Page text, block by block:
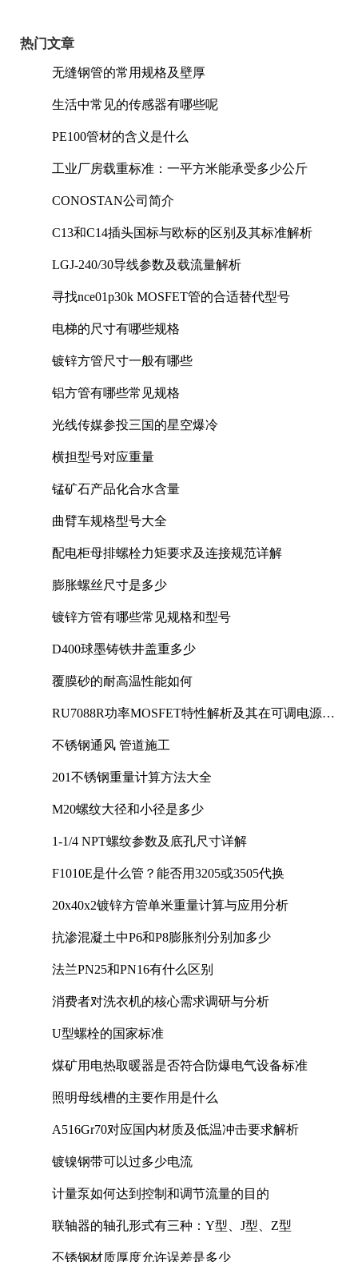
热门文章
无缝钢管的常用规格及壁厚
生活中常见的传感器有哪些呢
PE100管材的含义是什么
工业厂房载重标准：一平方米能承受多少公斤
CONOSTAN公司简介
C13和C14插头国标与欧标的区别及其标准解析
LGJ-240/30导线参数及载流量解析
寻找nce01p30k MOSFET管的合适替代型号
电梯的尺寸有哪些规格
镀锌方管尺寸一般有哪些
铝方管有哪些常见规格
光线传媒参投三国的星空爆冷
横担型号对应重量
锰矿石产品化合水含量
曲臂车规格型号大全
配电柜母排螺栓力矩要求及连接规范详解
膨胀螺丝尺寸是多少
镀锌方管有哪些常见规格和型号
D400球墨铸铁井盖重多少
覆膜砂的耐高温性能如何
RU7088R功率MOSFET特性解析及其在可调电源设
不锈钢通风 管道施工
201不锈钢重量计算方法大全
M20螺纹大径和小径是多少
1-1/4 NPT螺纹参数及底孔尺寸详解
F1010E是什么管？能否用3205或3505代换
20x40x2镀锌方管单米重量计算与应用分析
抗渗混凝土中P6和P8膨胀剂分别加多少
法兰PN25和PN16有什么区别
消费者对洗衣机的核心需求调研与分析
U型螺栓的国家标准
煤矿用电热取暖器是否符合防爆电气设备标准
照明母线槽的主要作用是什么
A516Gr70对应国内材质及低温冲击要求解析
镀镍钢带可以过多少电流
计量泵如何达到控制和调节流量的目的
联轴器的轴孔形式有三种：Y型、J型、Z型
不锈钢材质厚度允许误差是多少